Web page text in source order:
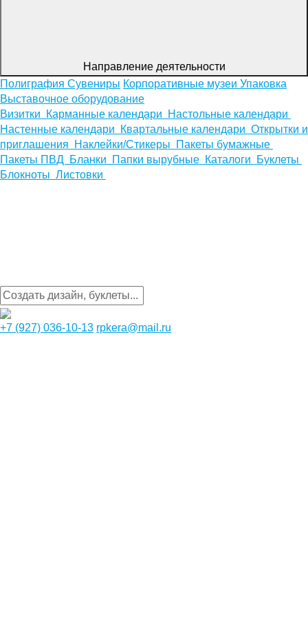
Направление деятельности
Полиграфия Сувениры Корпоративные музеи Упаковка
Выставочное оборудование
Визитки
Карманные календари
Настольные календари
Настенные календари
Квартальные календари Открытки и
приглашения
Наклейки/Стикеры
Пакеты бумажные
Пакеты ПВД Бланки Папки вырубные Каталоги
Буклеты
Блокноты Листовки
+7 (927) 036-10-13 rpkera@mail.ru